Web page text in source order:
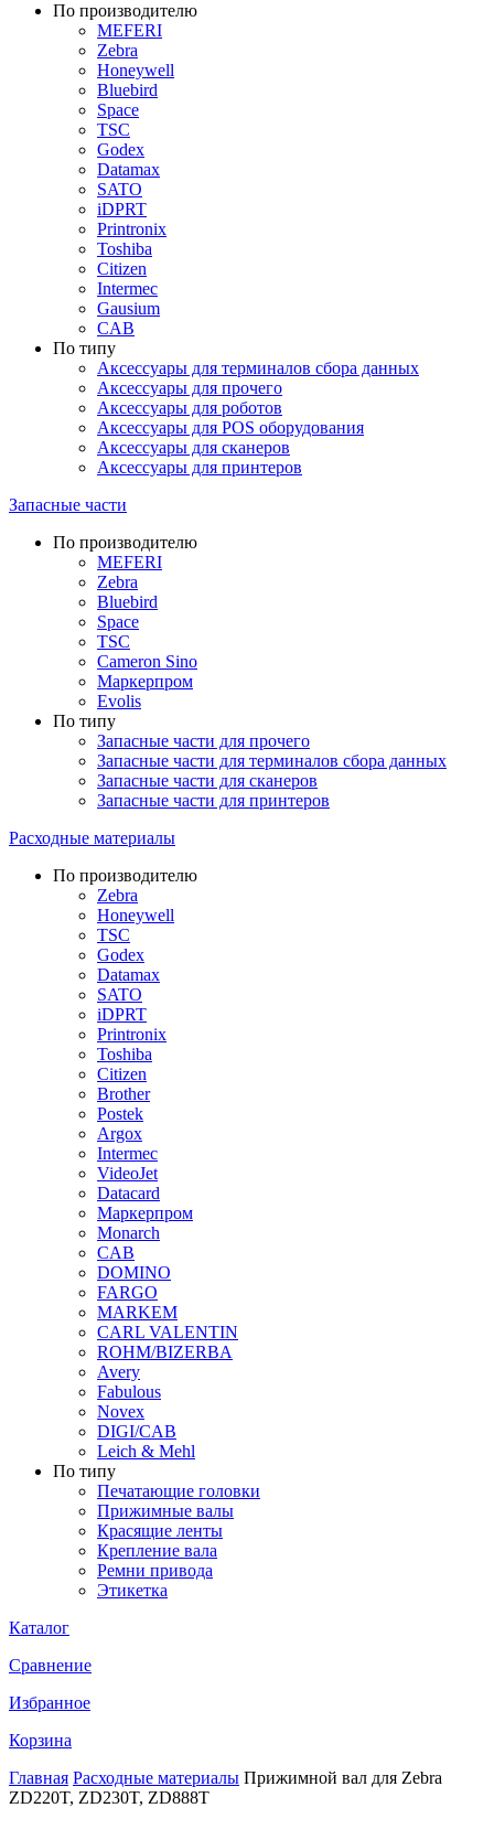
По производителю
MEFERI
Zebra
Honeywell
Bluebird
Space
TSC
Godex
Datamax
SATO
iDPRT
Printronix
Toshiba
Citizen
Intermec
Gausium
CAB
По типу
Аксессуары для терминалов сбора данных
Аксессуары для прочего
Аксессуары для роботов
Аксессуары для POS оборудования
Аксессуары для сканеров
Аксессуары для принтеров
Запасные части
По производителю
MEFERI
Zebra
Bluebird
Space
TSC
Cameron Sino
Маркерпром
Evolis
По типу
Запасные части для прочего
Запасные части для терминалов сбора данных
Запасные части для сканеров
Запасные части для принтеров
Расходные материалы
По производителю
Zebra
Honeywell
TSC
Godex
Datamax
SATO
iDPRT
Printronix
Toshiba
Citizen
Brother
Postek
Argox
Intermec
VideoJet
Datacard
Маркерпром
Monarch
CAB
DOMINO
FARGO
MARKEM
CARL VALENTIN
ROHM/BIZERBA
Avery
Fabulous
Novex
DIGI/CAB
Leich & Mehl
По типу
Печатающие головки
Прижимные валы
Красящие ленты
Крепление вала
Ремни привода
Этикетка
Каталог
Сравнение
Избранное
Корзина
Главная Расходные материалы Прижимной вал для Zebra
ZD220T, ZD230T, ZD888T